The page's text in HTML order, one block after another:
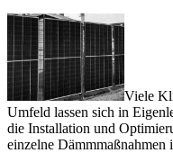
Viele
Umfeld lassen sich in
die Installation und
einzelne Dämmmaßnahmen